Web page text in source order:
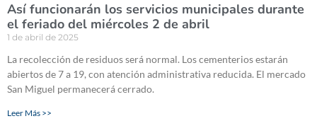
Así funcionarán los servicios municipales durante
el feriado del miércoles 2 de abril
1 de abril de 2025
La recolección de residuos será normal. Los cementerios estarán
abiertos de 7 a 19, con atención administrativa reducida. El mercado
San Miguel permanecerá cerrado.
Leer Más >>